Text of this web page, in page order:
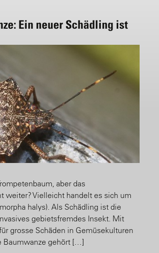
Ein neuer Schädling ist
aber das
weiter? Vielleicht handelt es sich um
halys). Als Schädling ist die
gebietsfremdes Insekt. Mit
grosse Schäden in Gemüsekulturen
Baumwanze gehört […]